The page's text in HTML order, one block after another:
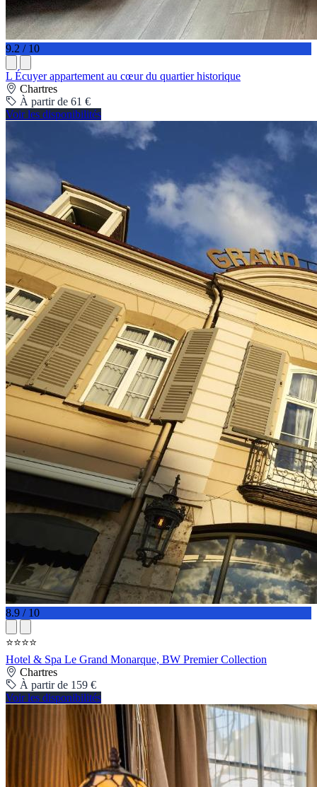
9.2 / 10
L Écuyer appartement au cœur du quartier historique
Chartres
À partir de 61 €
Voir les disponibilités
8.9 / 10
⭐⭐⭐⭐
Hotel & Spa Le Grand Monarque, BW Premier Collection
Chartres
À partir de 159 €
Voir les disponibilités